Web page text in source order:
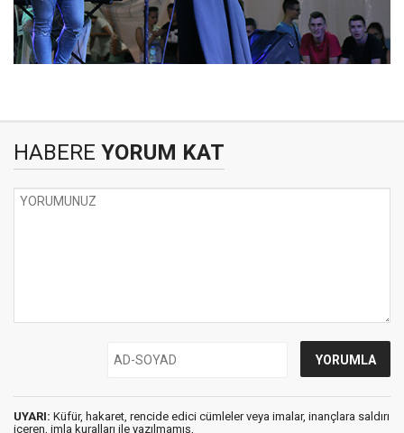
HABERE YORUM KAT
UYARI: Küfür, hakaret, rencide edici cümleler veya imalar, inançlara saldırı
içeren, imla kuralları ile yazılmamış,